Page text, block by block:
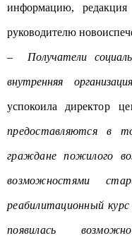
информацию,
руководителю
– Получатели
внутренняя
успокоила директор
предоставляются в
граждане пожилого
возможностями
реабилитационный
появилась